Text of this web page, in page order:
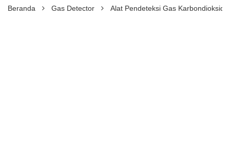
Beranda Gas Detector Alat Pendeteksi Gas Karbondioksida